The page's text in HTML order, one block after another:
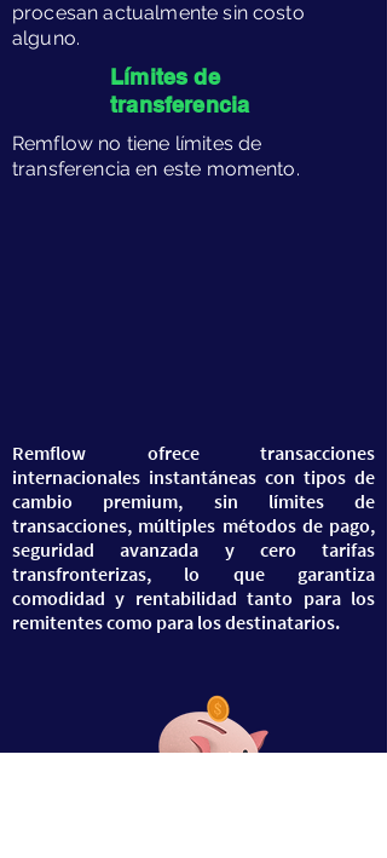
procesan actualmente sin costo
alguno.
​Límites de
transferencia
​Remflow no tiene límites de
transferencia en este momento.
​Remflow ofrece transacciones
internacionales instantáneas con tipos de
cambio premium, sin límites de
transacciones, múltiples métodos de pago,
seguridad avanzada y cero tarifas
transfronterizas, lo que garantiza
comodidad y rentabilidad tanto para los
remitentes como para los destinatarios.